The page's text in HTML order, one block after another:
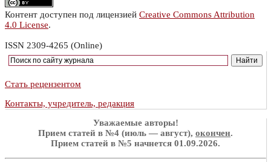
Контент доступен под лицензией Creative Commons Attribution
4.0 License.
ISSN 2309-4265 (Online)
Стать рецензентом
Контакты, учредитель, редакция
Уважаемые авторы!
Прием статей в №4 (июль — август), окончен.
Прием статей в №5 начнется 01.09.2026.